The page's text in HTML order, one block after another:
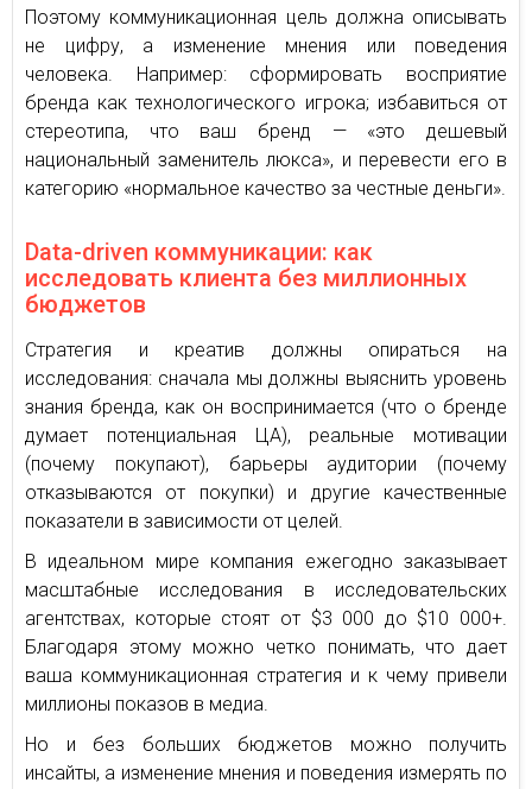
Поэтому коммуникационная цель должна описывать
не цифру, а изменение мнения или поведения
человека. Например: сформировать восприятие
бренда как технологического игрока; избавиться от
стереотипа, что ваш бренд — «это дешевый
национальный заменитель люкса», и перевести его в
категорию «нормальное качество за честные деньги».
Data-driven коммуникации: как
исследовать клиента без миллионных
бюджетов
Стратегия и креатив должны опираться на
исследования: сначала мы должны выяснить уровень
знания бренда, как он воспринимается (что о бренде
думает потенциальная ЦА), реальные мотивации
(почему покупают), барьеры аудитории (почему
отказываются от покупки) и другие качественные
показатели в зависимости от целей.
В идеальном мире компания ежегодно заказывает
масштабные исследования в исследовательских
агентствах, которые стоят от $3 000 до $10 000+.
Благодаря этому можно четко понимать, что дает
ваша коммуникационная стратегия и к чему привели
миллионы показов в медиа.
Но и без больших бюджетов можно получить
инсайты, а изменение мнения и поведения измерять по